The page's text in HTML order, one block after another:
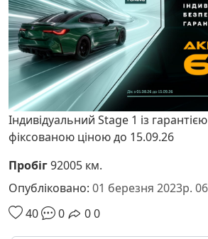
Індивідуальний Stage 1 із
фіксованою ціною до 15.09.26
Пробіг92005 км.
Опубліковано: 01 березня 2023р.
40
0 00